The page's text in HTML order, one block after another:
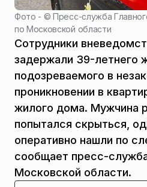
Фото - ©Пресс-служба
по Московской области
Сотрудники
задержали 39-летнего
подозреваемого в
проникновении в
жилого дома. Мужчина
попытался скрыться,
оперативно нашли по
сообщает пресс-
Московской области.